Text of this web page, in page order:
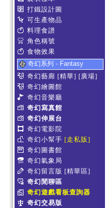
打鐵設計圖
可生產物品
料理食譜
角色稱號
食物效果
奇幻系列 - Fantasy
奇幻藝廊 [精華] [廣場]
奇幻繪圖館
奇幻音樂廳
奇幻寫真館
奇幻伸展台
奇幻電影院
奇幻小幫手 [走私販]
奇幻圖書館
奇幻氣象局
奇幻留言版 [精華區]
奇幻閒聊區
奇幻遊戲看板查詢器
奇幻交易版